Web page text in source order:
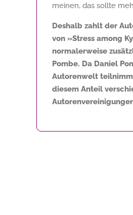
meinen, das sollte
Deshalb zahlt der
von »Stress among
normalerweise
Pombe. Da Daniel
Autorenwelt
diesem Anteil